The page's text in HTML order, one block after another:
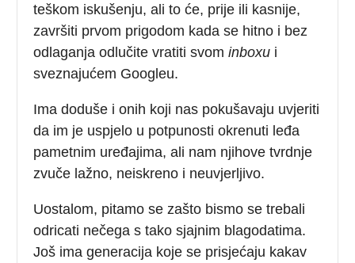
teškom iskušenju, ali to će, prije ili kasnije,
završiti prvom prigodom kada se hitno i bez
odlaganja odlučite vratiti svominboxu i
sveznajućem Googleu.
Ima doduše i onih koji nas pokušavaju uvjeriti
da im je uspjelo u potpunosti okrenuti leđa
pametnim uređajima, ali nam njihove tvrdnje
zvuče lažno, neiskreno i neuvjerljivo.
Uostalom, pitamo se zašto bismo se trebali
odricati nečega s tako sjajnim blagodatima.
Još ima generacija koje se prisjećaju kakav